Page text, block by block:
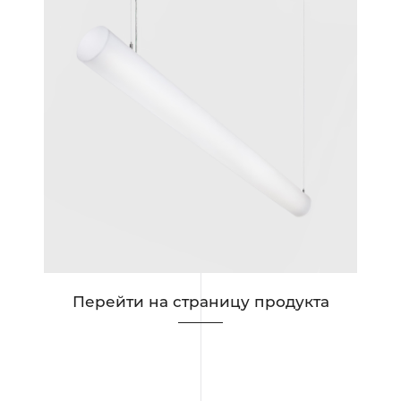
Перейти на страницу продукта